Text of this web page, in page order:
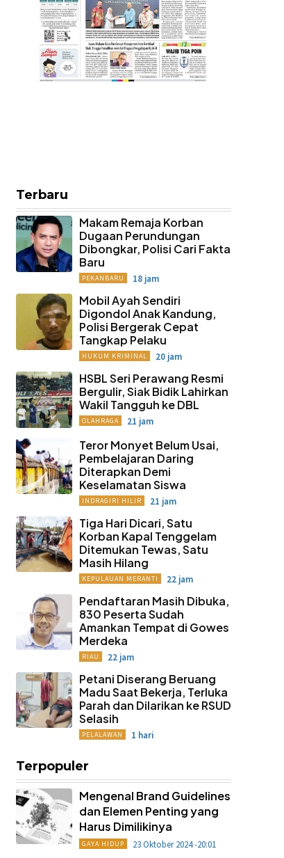
Terbaru
Makam Remaja Korban
Dugaan Perundungan
Dibongkar, Polisi Cari Fakta
Baru
PEKANBARU 18 jam
Mobil Ayah Sendiri
Digondol Anak Kandung,
Polisi Bergerak Cepat
Tangkap Pelaku
HUKUM KRIMINAL 20 jam
HSBL Seri Perawang Resmi
Bergulir, Siak Bidik Lahirkan
Wakil Tangguh ke DBL
OLAHRAGA 21 jam
Teror Monyet Belum Usai,
Pembelajaran Daring
Diterapkan Demi
Keselamatan Siswa
INDRAGIRI HILIR 21 jam
Tiga Hari Dicari, Satu
Korban Kapal Tenggelam
Ditemukan Tewas, Satu
Masih Hilang
KEPULAUAN MERANTI 22 jam
Pendaftaran Masih Dibuka,
830 Peserta Sudah
Amankan Tempat di Gowes
Merdeka
RIAU 22 jam
Petani Diserang Beruang
Madu Saat Bekerja, Terluka
Parah dan Dilarikan ke RSUD
Selasih
PELALAWAN 1 hari
Terpopuler
Mengenal Brand Guidelines
dan Elemen Penting yang
Harus Dimilikinya
GAYA HIDUP 23 Oktober 2024 -20:01